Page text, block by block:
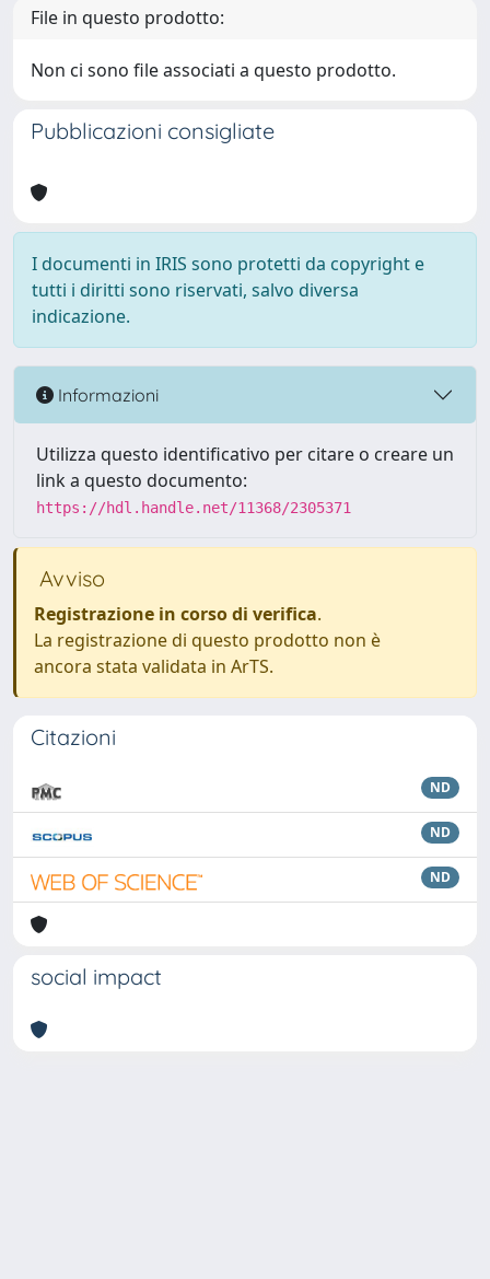
File in questo prodotto:
Non ci sono file associati a questo prodotto.
Pubblicazioni consigliate
I documenti in IRIS sono protetti da copyright e
tutti i diritti sono riservati, salvo diversa
indicazione.
Informazioni
Utilizza questo identificativo per citare o creare un
link a questo documento:
https://hdl.handle.net/11368/2305371
Avviso
Registrazione in corso di verifica.
La registrazione di questo prodotto non è
ancora stata validata in ArTS.
Citazioni
ND
ND
ND
social impact